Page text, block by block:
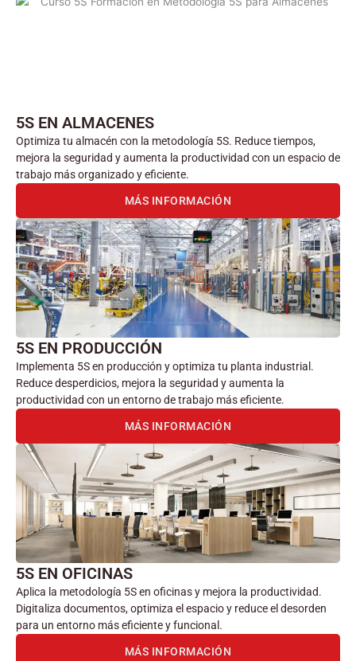
5S EN ALMACENES
Optimiza tu almacén con la metodología 5S. Reduce tiempos,
mejora la seguridad y aumenta la productividad con un espacio de
trabajo más organizado y eficiente.
MÁS INFORMACIÓN
5S EN PRODUCCIÓN
Implementa 5S en producción y optimiza tu planta industrial.
Reduce desperdicios, mejora la seguridad y aumenta la
productividad con un entorno de trabajo más eficiente.
MÁS INFORMACIÓN
5S EN OFICINAS
Aplica la metodología 5S en oficinas y mejora la productividad.
Digitaliza documentos, optimiza el espacio y reduce el desorden
para un entorno más eficiente y funcional.
MÁS INFORMACIÓN